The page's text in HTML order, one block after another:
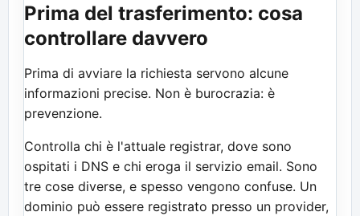
Prima del trasferimento: cosa
controllare davvero
Prima di avviare la richiesta servono alcune
informazioni precise. Non è burocrazia: è
prevenzione.
Controlla chi è l'attuale registrar, dove sono
ospitati i DNS e chi eroga il servizio email. Sono
tre cose diverse, e spesso vengono confuse. Un
dominio può essere registrato presso un provider,